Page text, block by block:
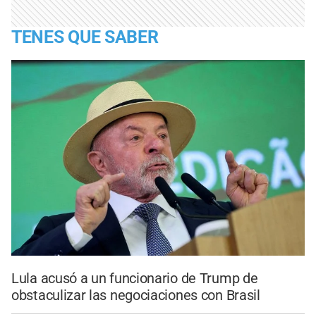
TENES QUE SABER
Lula acusó a un funcionario de Trump de
obstaculizar las negociaciones con Brasil